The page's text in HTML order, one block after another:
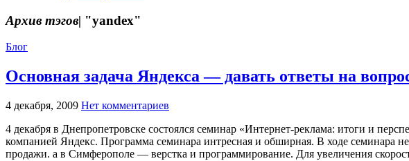
Архив тэгов| "yandex"
Блог
Основная задача Яндекса — давать ответы на
4 декабря, 2009 Нет комментариев
4 декабря в Днепропетровске состоялся семинар «Интернет-реклама: итоги и
компанией Яндекс. Программа семинара интресная и обширная. В ходе семинара
продажи. а в Симферополе — верстка и программирование. Для увеличения